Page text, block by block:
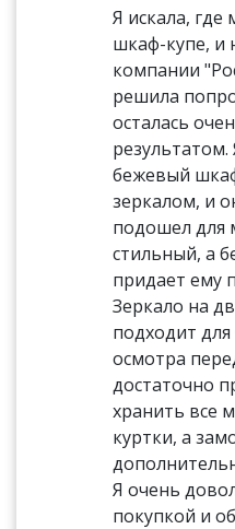
Я искала, где
шкаф-купе, и
компании
решила
осталась
результатом.
бежевый
зеркалом, и
подошел для
стильный, а
придает ему
Зеркало на
подходит
осмотра
достаточно
хранить все
куртки, а
Я очень
покупкой и